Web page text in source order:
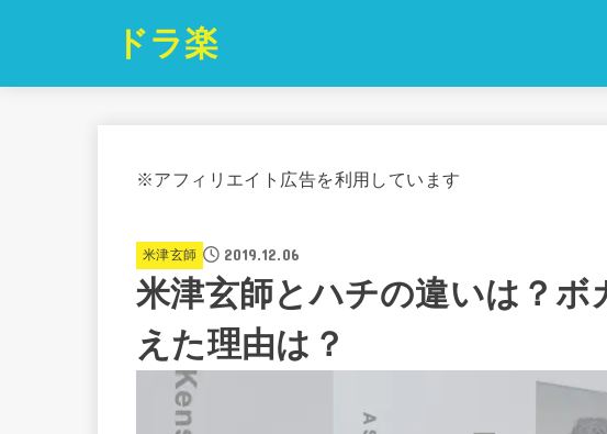
ドラ楽
※アフィリエイト広告を利用しています
米津玄師 2019.12.06
米津玄師とハチの違いは？ボ
えた理由は？